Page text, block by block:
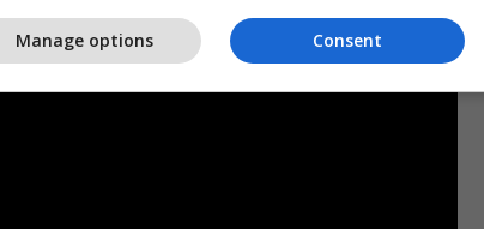
Consent
Manage options